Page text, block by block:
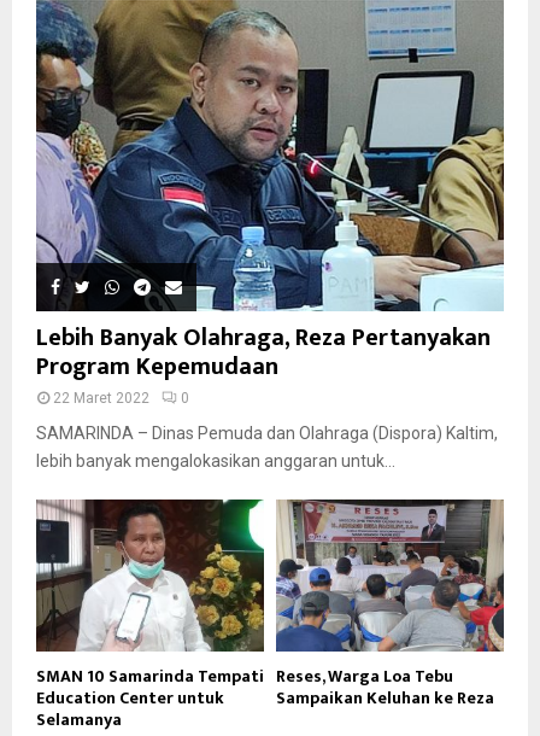
Lebih Banyak Olahraga, Reza Pertanyakan
Program Kepemudaan
22 Maret 2022 0
SAMARINDA – Dinas Pemuda dan Olahraga (Dispora) Kaltim,
lebih banyak mengalokasikan anggaran untuk...
SMAN 10 Samarinda Tempati
Education Center untuk
Selamanya
Reses, Warga Loa Tebu
Sampaikan Keluhan ke Reza